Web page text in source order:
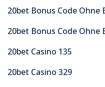
20bet Bonus Code Ohne
20bet Bonus Code Ohne
20bet Casino 135
20bet Casino 329